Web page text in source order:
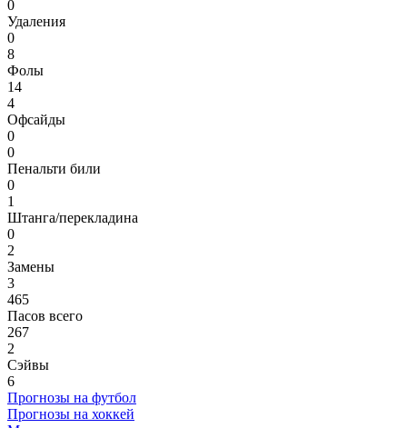
0
Удаления
0
8
Фолы
14
4
Офсайды
0
0
Пенальти били
0
1
Штанга/перекладина
0
2
Замены
3
465
Пасов всего
267
2
Сэйвы
6
Прогнозы на футбол
Прогнозы на хоккей